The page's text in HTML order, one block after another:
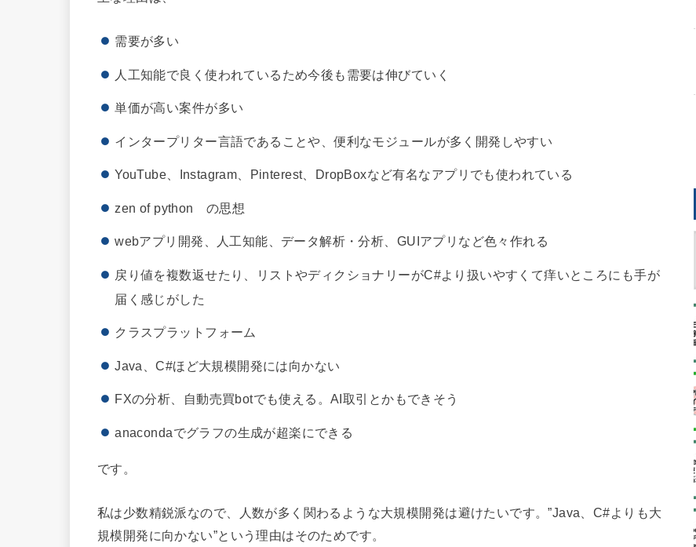
需要が多い
人工知能で良く使われているため今後も需要は伸びていく
単価が高い案件が多い
インタープリター言語であることや、便利なモジュールが多く開発しやすい
YouTube、Instagram、Pinterest、DropBoxなど有名なアプリでも使われている
zen of python の思想
webアプリ開発、人工知能、データ解析・分析、GUIアプリなど色々作れる
戻り値を複数返せたり、リストやディクショナリーがC#より扱いやすくて痒いところにも手が
届く感じがした
クラスプラットフォーム
Java、C#ほど大規模開発には向かない
FXの分析、自動売買botでも使える。AI取引とかもできそう
anacondaでグラフの生成が超楽にできる
です。
私は少数精鋭派なので、人数が多く関わるような大規模開発は避けたいです。”Java、C#よりも大
規模開発に向かない”という理由はそのためです。